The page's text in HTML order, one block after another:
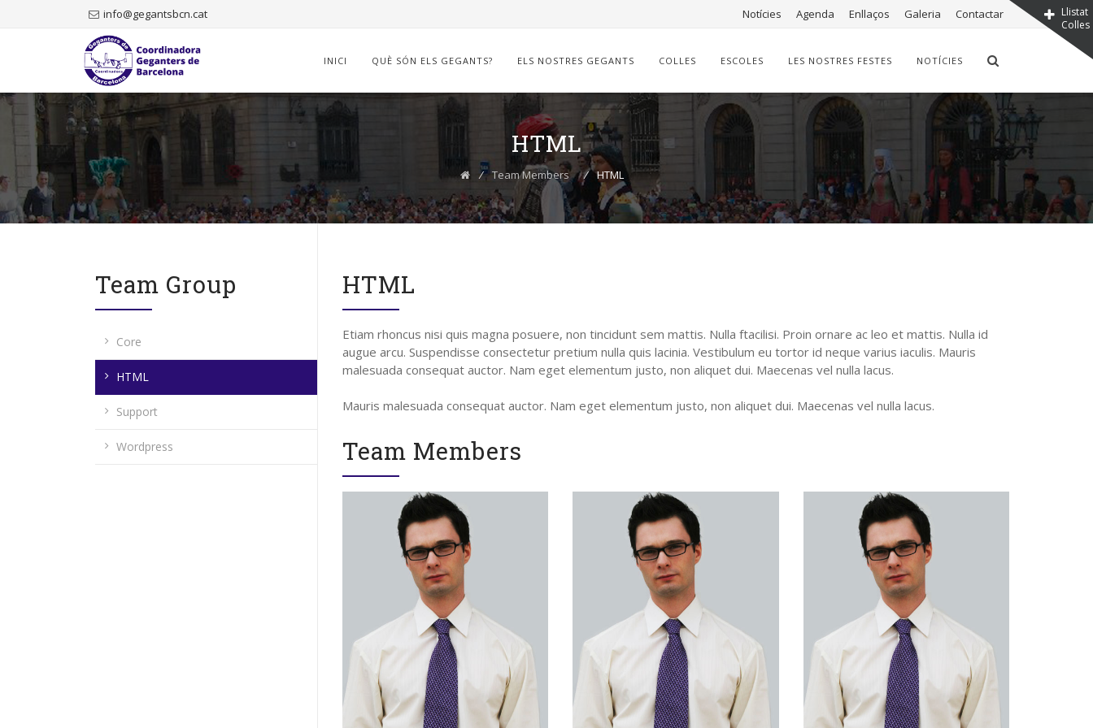
Llistat
Colles
info@gegantsbcn.cat Notícies Agenda Enllaços Galeria Contactar
Skip
to
content
INICI QUÈ SÓN ELS GEGANTS? ELS NOSTRES GEGANTS COLLES ESCOLES LES NOSTRES FESTES NOTÍCIES
HTML
⁄ Team Members ⁄ HTML
Team Group
Core
HTML
Support
Wordpress
HTML
Etiam rhoncus nisi quis magna posuere, non tincidunt sem mattis. Nulla ftacilisi. Proin ornare ac leo et mattis. Nulla id
augue arcu. Suspendisse consectetur pretium nulla quis lacinia. Vestibulum eu tortor id neque varius iaculis. Mauris
malesuada consequat auctor. Nam eget elementum justo, non aliquet dui. Maecenas vel nulla lacus.
Mauris malesuada consequat auctor. Nam eget elementum justo, non aliquet dui. Maecenas vel nulla lacus.
Team Members
Segueix-nos Pròxims Esdeveniments
There are no upcoming events at this
time.
Instagram
Instagram has returned invalid data.